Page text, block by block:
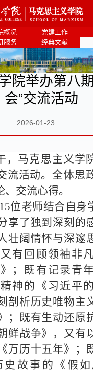
概况 党建工作
服务 经典文献
院举办第八
会”交流活动
2026-01-23
，马克思主义学
流活动。全体思
交流心得。
位老师结合自身
享了独到深刻的
壮阔情怀与深邃
有回顾领袖非
》；既有记录青
神的《习近平
剖析历史唯物主
；既有生动还原
鲜战争》，又有
万历十五年》；
史故事的《假